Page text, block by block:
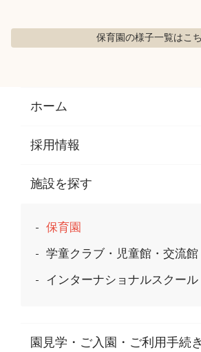
保育園の様子一覧はこ
ホーム
採用情報
施設を探す
保育園
学童クラブ・児童館・交流館
インターナショナルスクール
園見学・ご入園・ご利用手続き